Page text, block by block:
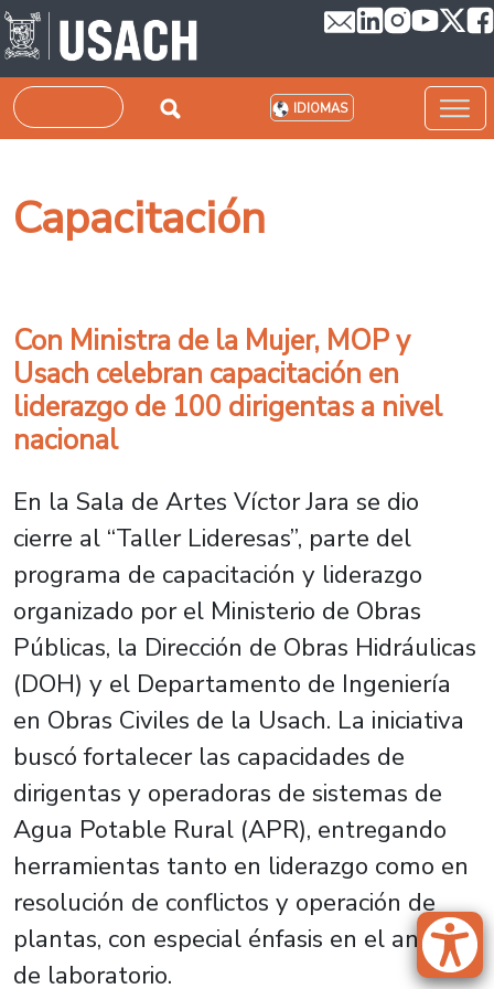
Pasar al contenido principal
Buscar IDIOMAS
Capacitación
Con Ministra de la Mujer, MOP y
Usach celebran capacitación en
liderazgo de 100 dirigentas a nivel
nacional
En la Sala de Artes Víctor Jara se dio
cierre al “Taller Lideresas”, parte del
programa de capacitación y liderazgo
organizado por el Ministerio de Obras
Públicas, la Dirección de Obras Hidráulicas
(DOH) y el Departamento de Ingeniería
en Obras Civiles de la Usach. La iniciativa
buscó fortalecer las capacidades de
dirigentas y operadoras de sistemas de
Agua Potable Rural (APR), entregando
herramientas tanto en liderazgo como en
resolución de conflictos y operación de
plantas, con especial énfasis en el análisis
de laboratorio.